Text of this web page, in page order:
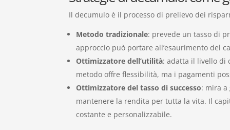
Il decumulo è il processo di prelievo dei
Metodo tradizionale: prevede un tasso di
approccio può portare all’esaurimento del
Ottimizzatore dell’utilità: adatta il livello di
metodo offre flessibilità, ma i pagamenti
Ottimizzatore del tasso di successo: mira
mantenere la rendita per tutta la vita. Il
costante e personalizzabile.